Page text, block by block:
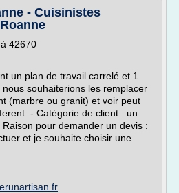
- Cuisinistes
42670
un plan de travail carrelé et 1
souhaiterions les remplacer
(marbre ou granit) et voir peut
- Catégorie de client : un
pour demander un devis :
et je souhaite choisir une...